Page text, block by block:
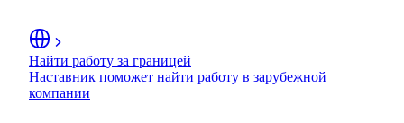
Найти работу за границей
Наставник поможет найти работу в зарубежной
компании